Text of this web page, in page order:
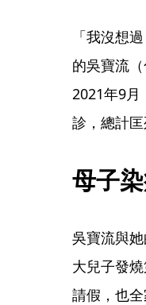
「我沒想
的吳寶流
2021年9
診，總計匡
母子
吳寶流與
大兒子發
請假，也